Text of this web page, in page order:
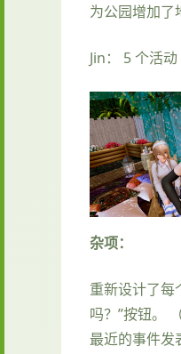
为公园增加了
Jin： 5 个活动
杂项：
重新设计了每
吗？”按钮。
最近的事件发